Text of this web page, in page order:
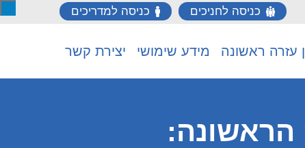
כניסה לחניכים כניסה למדריכים
עזרה ראשונה מידע שימושי יצירת קשר
הראשונה: